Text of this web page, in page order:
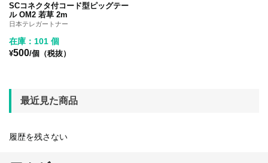
SCコネクタ付コード型ピッグテー
ル OM2 若草 2m
日本テレガートナー
在庫：101 個
¥500/個（税抜）
最近見た商品
履歴を残さない